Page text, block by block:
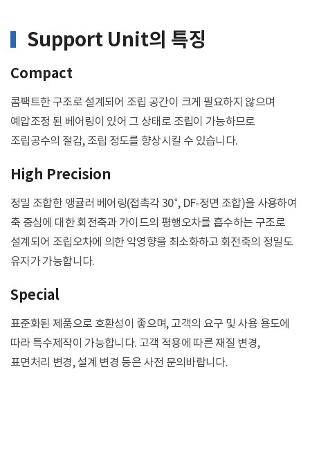
Support Unit의 특징
Compact
콤팩트한 구조로 설계되어 조립 공간이 크게 필요하지 않으며
예압조정 된 베어링이 있어 그 상태로 조립이 가능하므로
조립공수의 절감, 조립 정도를 향상시킬 수 있습니다.
High Precision
정밀 조합한 앵귤러 베어링(접촉각 30°, DF-정면 조합)을 사용하여
축 중심에 대한 회전축과 가이드의 평행오차를 흡수하는 구조로
설계되어 조립오차에 의한 악영향을 최소화하고 회전축의 정밀도
유지가 가능합니다.
Special
표준화된 제품으로 호환성이 좋으며, 고객의 요구 및 사용 용도에
따라 특수제작이 가능합니다. 고객 적용에 따른 재질 변경,
표면처리 변경, 설계 변경 등은 사전 문의바랍니다.